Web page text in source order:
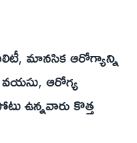
మానసిక ఆరోగ్యాన్ని
ఆరోగ్య
ఉన్నవారు కొత్త